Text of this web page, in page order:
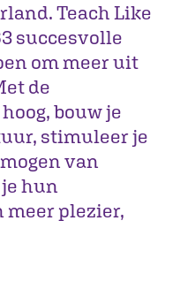
Teach Like
succesvolle
om meer uit
de
bouw je
stimuleer je
van
hun
meer plezier,